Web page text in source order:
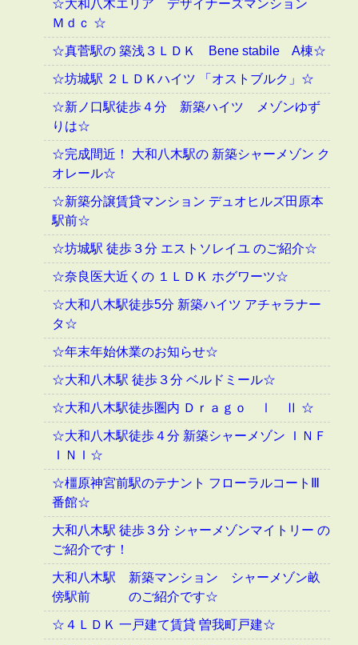
☆大和八木エリア デザイナーズマンション
Ｍｄｃ ☆
☆真菅駅の 築浅３ＬＤＫ Bene stabile A棟☆
☆坊城駅 ２ＬＤＫハイツ 「オストブルク」☆
☆新ノ口駅徒歩４分 新築ハイツ メゾンゆず
りは☆
☆完成間近！ 大和八木駅の 新築シャーメゾン ク
オレール☆
☆新築分譲賃貸マンション デュオヒルズ田原本
駅前☆
☆坊城駅 徒歩３分 エストソレイユ のご紹介☆
☆奈良医大近くの １ＬＤＫ ホグワーツ☆
☆大和八木駅徒歩5分 新築ハイツ アチャラナー
タ☆
☆年末年始休業のお知らせ☆
☆大和八木駅 徒歩３分 ベルドミール☆
☆大和八木駅徒歩圏内 Ｄｒａｇｏ Ⅰ Ⅱ ☆
☆大和八木駅徒歩４分 新築シャーメゾン ＩＮＦ
ＩＮＩ☆
☆橿原神宮前駅のテナント フローラルコートⅢ
番館☆
大和八木駅 徒歩３分 シャーメゾンマイトリー の
ご紹介です！
大和八木駅 新築マンション シャーメゾン畝
傍駅前 のご紹介です☆
☆４ＬＤＫ 一戸建て賃貸 曽我町戸建☆